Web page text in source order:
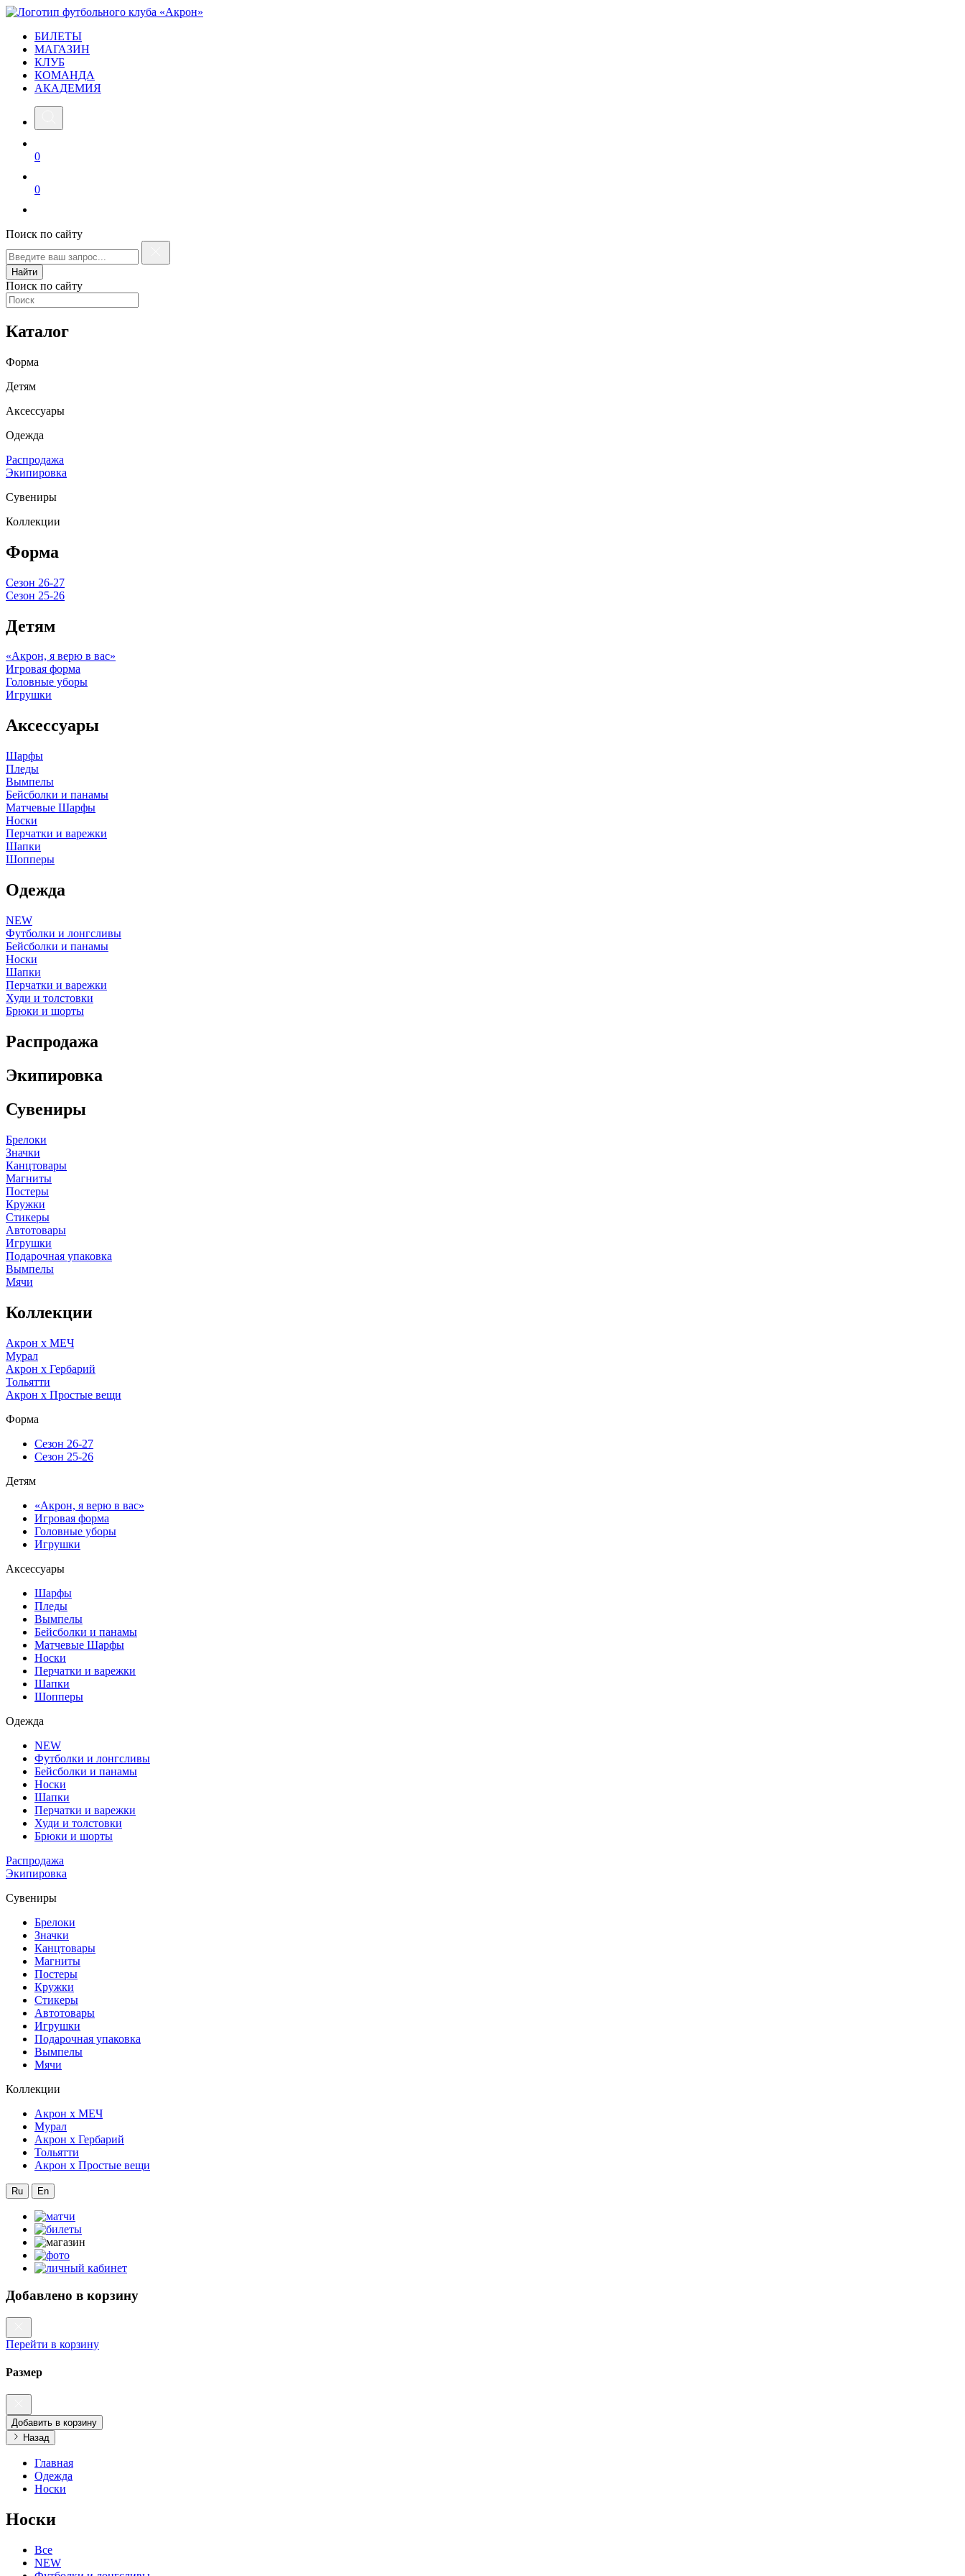
БИЛЕТЫ
МАГАЗИН
КЛУБ
КОМАНДА
АКАДЕМИЯ
0
0
Поиск по сайту
Найти
Поиск по сайту
Каталог
Форма
Детям
Аксессуары
Одежда
Распродажа
Экипировка
Сувениры
Коллекции
Форма
Сезон 26-27
Сезон 25-26
Детям
«Акрон, я верю в вас»
Игровая форма
Головные уборы
Игрушки
Аксессуары
Шарфы
Пледы
Вымпелы
Бейсболки и панамы
Матчевые Шарфы
Носки
Перчатки и варежки
Шапки
Шопперы
Одежда
NEW
Футболки и лонгсливы
Бейсболки и панамы
Носки
Шапки
Перчатки и варежки
Худи и толстовки
Брюки и шорты
Распродажа
Экипировка
Сувениры
Брелоки
Значки
Канцтовары
Магниты
Постеры
Кружки
Стикеры
Автотовары
Игрушки
Подарочная упаковка
Вымпелы
Мячи
Коллекции
Акрон x МЕЧ
Мурал
Акрон x Гербарий
Тольятти
Акрон x Простые вещи
Форма
Сезон 26-27
Сезон 25-26
Детям
«Акрон, я верю в вас»
Игровая форма
Головные уборы
Игрушки
Аксессуары
Шарфы
Пледы
Вымпелы
Бейсболки и панамы
Матчевые Шарфы
Носки
Перчатки и варежки
Шапки
Шопперы
Одежда
NEW
Футболки и лонгсливы
Бейсболки и панамы
Носки
Шапки
Перчатки и варежки
Худи и толстовки
Брюки и шорты
Распродажа
Экипировка
Сувениры
Брелоки
Значки
Канцтовары
Магниты
Постеры
Кружки
Стикеры
Автотовары
Игрушки
Подарочная упаковка
Вымпелы
Мячи
Коллекции
Акрон x МЕЧ
Мурал
Акрон x Гербарий
Тольятти
Акрон x Простые вещи
Ru En
Добавлено в корзину
Перейти в корзину
Размер
Добавить в корзину
Назад
Главная
Одежда
Носки
Носки
Все
NEW